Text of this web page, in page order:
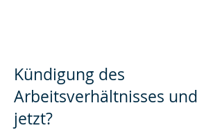
Kündigung des
Arbeitsverhältnisses und
jetzt?